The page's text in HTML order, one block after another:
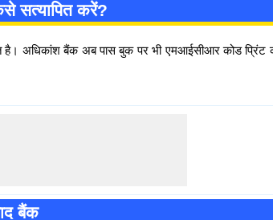
सत्यापित करें?
अधिकांश बैंक अब पास बुक पर भी एमआईसीआर कोड
बैंक